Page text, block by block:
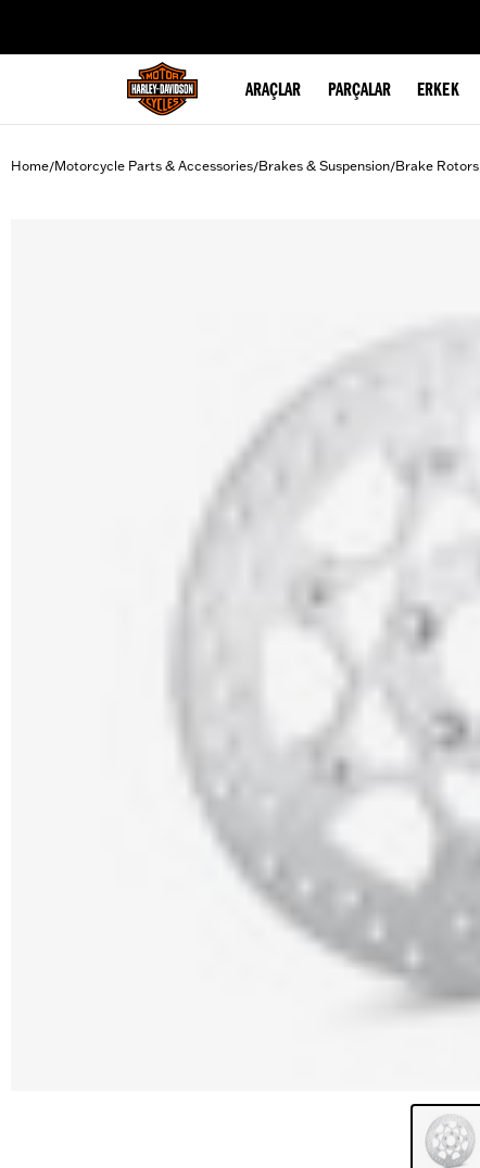
ARAÇLAR PARÇALAR ERKEK
Home/Motorcycle Parts & Accessories/Brakes & Suspension/Brake Rotors